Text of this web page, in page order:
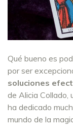
Qué bueno es
por ser
soluciones
de Alicia Collado,
ha dedicado
mundo de la